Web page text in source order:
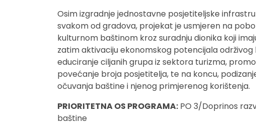
Osim izgradnje jednostavne posjetiteljske
svakom od gradova, projekat je usmjeren na
kulturnom baštinom kroz suradnju dionika koji
zatim aktivaciju ekonomskog potencijala
educiranje ciljanih grupa iz sektora turizma,
povećanje broja posjetitelja, te na koncu,
očuvanja baštine i njenog primjerenog korištenja.
PRIORITETNA OS PROGRAMA: PO 3/Doprinos
baštine